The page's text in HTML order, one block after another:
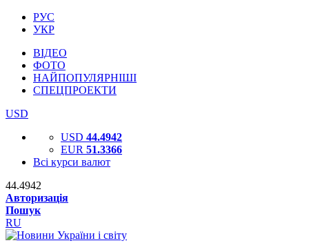
РУС
УКР
ВІДЕО
ФОТО
НАЙПОПУЛЯРНІШІ
СПЕЦПРОЕКТИ
USD
USD 44.4942
EUR 51.3366
Всі курси валют
44.4942
Авторизація
Пошук
RU